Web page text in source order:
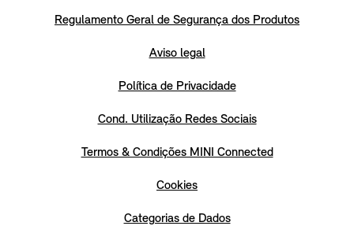
Regulamento Geral de Segurança dos Produtos
Aviso legal
Política de Privacidade
Cond. Utilização Redes Sociais
Termos & Condições MINI Connected
Cookies
Categorias de Dados